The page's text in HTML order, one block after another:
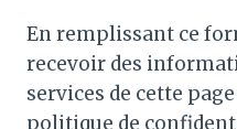
En remplissant ce
recevoir des
services de cette
politique de